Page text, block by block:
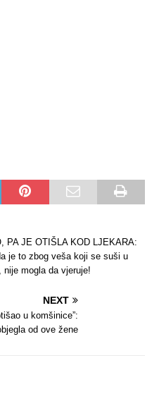
PA JE OTIŠLA KOD LJEKARA:
je to zbog veša koji se suši u
mogla da vjeruje!
NEXT
u komšinice”:
od ove žene